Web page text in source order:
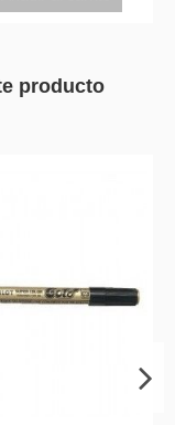
producto